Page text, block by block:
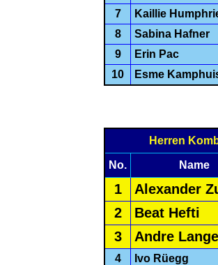
7
Kaillie
8
Sabina Hafner
9
Erin Pac
10
Esme
Herren
No. Name
1 Alexander
2
Beat Hefti
3
Andre Lange
4 Ivo Rüegg